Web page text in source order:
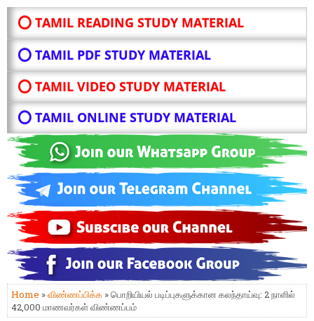
⭕ TAMIL READING STUDY MATERIAL
⭕ TAMIL PDF STUDY MATERIAL
⭕ TAMIL VIDEO STUDY MATERIAL
⭕ TAMIL ONLINE STUDY MATERIAL
Home »விண்ணப்பிக்க » பொறியியல் படிப்புகளுக்கான கலந்தாய்வு: 2 நாளில்
42,000 மாணவர்கள் விண்ணப்பம்